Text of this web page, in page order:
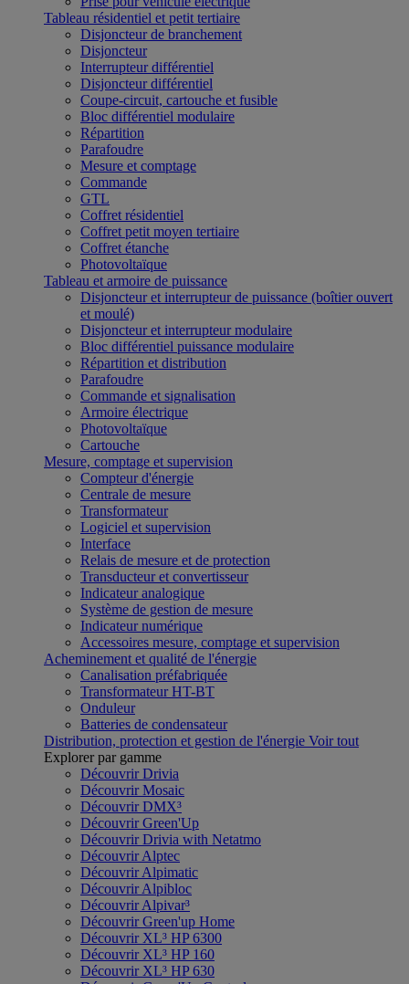
Tableau résidentiel et petit tertiaire
Disjoncteur de branchement
Disjoncteur
Interrupteur différentiel
Disjoncteur différentiel
Coupe-circuit, cartouche et fusible
Bloc différentiel modulaire
Répartition
Parafoudre
Mesure et comptage
Commande
GTL
Coffret résidentiel
Coffret petit moyen tertiaire
Coffret étanche
Photovoltaïque
Tableau et armoire de puissance
Disjoncteur et interrupteur de puissance (boîtier ouvert
et moulé)
Disjoncteur et interrupteur modulaire
Bloc différentiel puissance modulaire
Répartition et distribution
Parafoudre
Commande et signalisation
Armoire électrique
Photovoltaïque
Cartouche
Mesure, comptage et supervision
Compteur d'énergie
Centrale de mesure
Transformateur
Logiciel et supervision
Interface
Relais de mesure et de protection
Transducteur et convertisseur
Indicateur analogique
Système de gestion de mesure
Indicateur numérique
Accessoires mesure, comptage et supervision
Acheminement et qualité de l'énergie
Canalisation préfabriquée
Transformateur HT-BT
Onduleur
Batteries de condensateur
Distribution, protection et gestion de l'énergie Voir tout
Explorer par gamme
Découvrir Drivia
Découvrir Mosaic
Découvrir DMX³
Découvrir Green'Up
Découvrir Drivia with Netatmo
Découvrir Alptec
Découvrir Alpimatic
Découvrir Alpibloc
Découvrir Alpivar³
Découvrir Green'up Home
Découvrir XL³ HP 6300
Découvrir XL³ HP 160
Découvrir XL³ HP 630